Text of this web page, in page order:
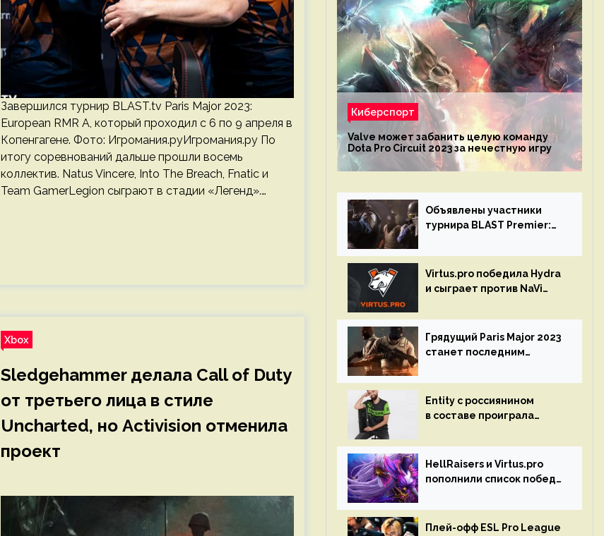
Завершился турнир BLAST.tv Paris Major 2023:
European RMR A, который проходил с 6 по 9 апреля в
Копенгагене. Фото: Игромания.руИгромания.ру По
итогу соревнований дальше прошли восемь
коллектив. Natus Vincere, Into The Breach, Fnatic и
Team GamerLegion сыграют в стадии «Легенд».…
Xbox
Sledgehammer делала Call of Duty
от третьего лица в стиле
Uncharted, но Activision отменила
проект
Киберспорт
Valve может забанить целую команду
Dota Pro Circuit 2023 за нечестную игру
Объявлены участники
турнира BLAST Premier:
Virtus.pro победила Hydra
и сыграет против NaVi
Circuit
Грядущий Paris Major 2023
станет последним
GO
Entity с россиянином
в составе проиграла
Circuit 2023
HellRaisers и Virtus.pro
пополнили список побед
Плей-офф ESL Pro League